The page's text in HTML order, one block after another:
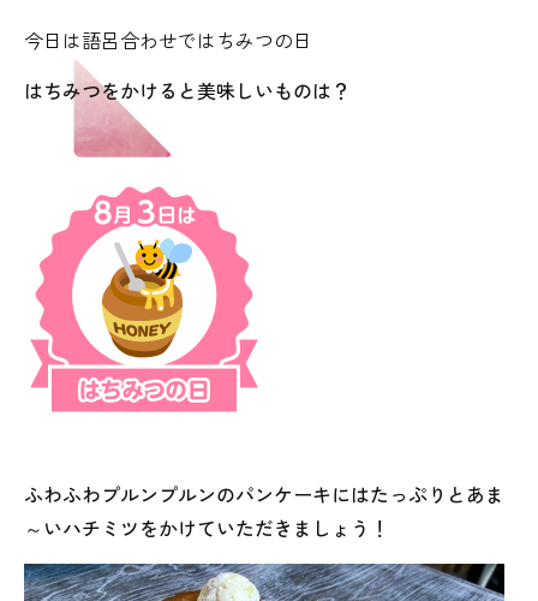
今日は語呂合わせではちみつの日
はちみつをかけると美味しいものは？
ふわふわプルンプルンのパンケーキにはたっぷりとあま
～いハチミツをかけていただきましょう！